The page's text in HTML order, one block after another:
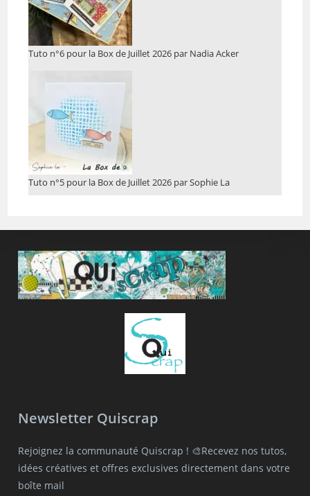
Tuto n°6 pour la Box de Juillet 2026 par Nadia Acker
Tuto n°5 pour la Box de Juillet 2026 par Sophie La
Newsletter Quiscrap
Rejoignez la communauté Quiscrap ! 🎨Recevez nos tutos,
idées créatives et offres exclusives directement dans votre
boîte mail